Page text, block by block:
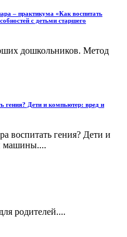
– практикума «Как воспитать
с детьми старшего
дошкольников. Метод
Дети и компьютер: вред и
воспитать гения? Дети и
машины....
родителей....